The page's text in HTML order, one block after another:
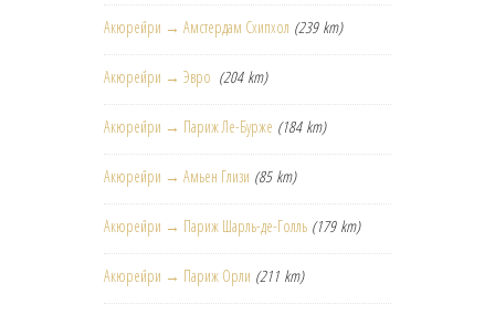
Акюрейри → Амстердам Схипхол (239 km)
Акюрейри → Эвро (204 km)
Акюрейри → Париж Ле-Бурже (184 km)
Акюрейри → Амьен Глизи (85 km)
Акюрейри → Париж Шарль-де-Голль (179 km)
Акюрейри → Париж Орли (211 km)